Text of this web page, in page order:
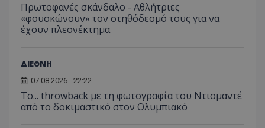
Πρωτοφανές σκάνδαλο - Aθλήτριες
«φουσκώνουν» τον στηθόδεσμό τους για να
έχουν πλεονέκτημα
ΔΙΕΘΝΗ
07.08.2026 - 22:22
Το... throwback με τη φωτογραφία του Ντιομαντέ
από το δοκιμαστικό στον Ολυμπιακό